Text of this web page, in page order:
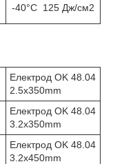
-40°C 125 Дж/см2
Електрод OK 48.04
2.5x350mm
Електрод OK 48.04
3.2x350mm
Електрод OK 48.04
3.2x450mm